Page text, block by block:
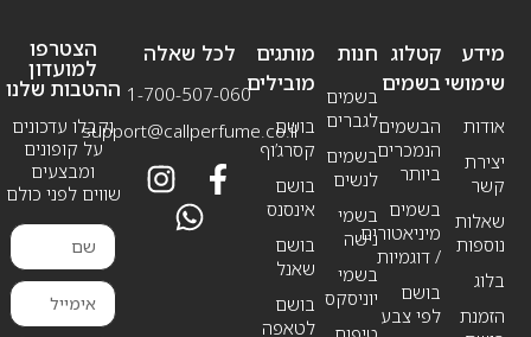
מידע
שימושי
אודות
יצירת
קשר
שאלות
נוספות
בלוג
הזמנת
חנות
בשמים
לגברים
בשמים
לנשים
בשמי
נישה
בשמי
יוניסקס
קטלוג
בשמים
הבשמים
הנמכרים
ביותר
בשמים
מיניאטורים
/ דוגמיות
בושם
לפי צבע
מותגים
מובילים
בושם
קסרג’וף
בושם
אינסנס
בושם
שאנל
בושם
לטאפה
לכל שאלה
1-700-507-060
support@callperfume.co.il
הצטרפו
למועדון
ההטבות שלנו
וקבלו עדכונים
על קופונים
ומבצעים
שווים לפני כולם